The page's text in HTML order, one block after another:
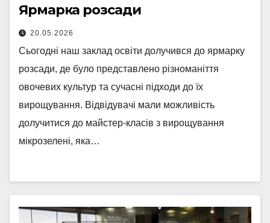
Ярмарка розсади
20.05.2026
Сьогодні наш заклад освіти долучився до ярмарку
розсади, де було представлено різноманіття
овочевих культур та сучасні підходи до їх
вирощування. Відвідувачі мали можливість
долучитися до майстер-класів з вирощування
мікрозелені, яка…